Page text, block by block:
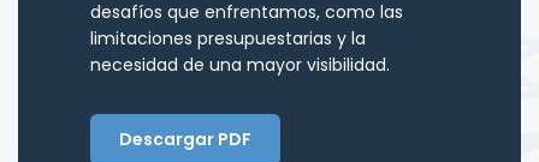
desafíos que enfrentamos, como las
limitaciones presupuestarias y la
necesidad de una mayor visibilidad.
Descargar PDF